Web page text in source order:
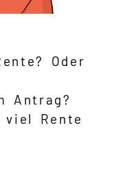
Oder
Antrag?
viel Rente